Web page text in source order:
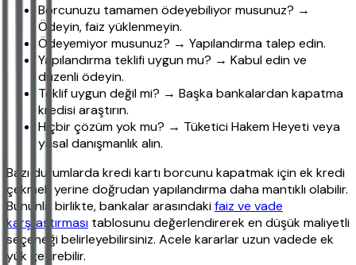
Borcunuzu tamamen ödeyebiliyor musunuz? →
Ödeyin, faiz yüklenmeyin.
Ödeyemiyor musunuz? → Yapılandırma talep edin.
Yapılandırma teklifi uygun mu? → Kabul edin ve
düzenli ödeyin.
Teklif uygun değil mi? → Başka bankalardan kapatma
kredisi araştırın.
Hiçbir çözüm yok mu? → Tüketici Hakem Heyeti veya
yasal danışmanlık alın.
Bazı durumlarda kredi kartı borcunu kapatmak için ek kredi
çekmek yerine doğrudan yapılandırma daha mantıklı olabilir.
Bununla birlikte, bankalar arasındakifaiz ve vade
karşılaştırması tablosunu değerlendirerek en düşük maliyetli
seçeneği belirleyebilirsiniz. Acele kararlar uzun vadede ek
yük getirebilir.